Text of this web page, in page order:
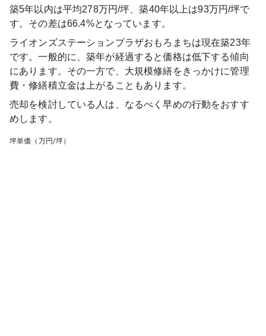
築5年以内は平均278万円/坪、築40年以上は93万円/坪で
す。その差は66.4%となっています。
ライオンズステーションプラザおもろまちは現在築23年
です。一般的に、築年が経過すると価格は低下する傾向
にあります。その一方で、大規模修繕をきっかけに管理
費・修繕積立金は上がることもあります。
売却を検討している人は、なるべく早めの行動をおすす
めします。
坪単価（万円/坪）